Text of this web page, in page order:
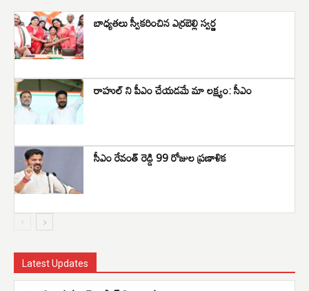
బాధ్యతలు స్వీకరించిన ఎర్రబెల్లి స్వర్ణ
రాహుల్ ని పీఎం చేయడమే మా లక్ష్యం: సీఎం
సీఎం రేవంత్ రెడ్డి 99 రోజుల ప్రణాళిక
Latest Updates